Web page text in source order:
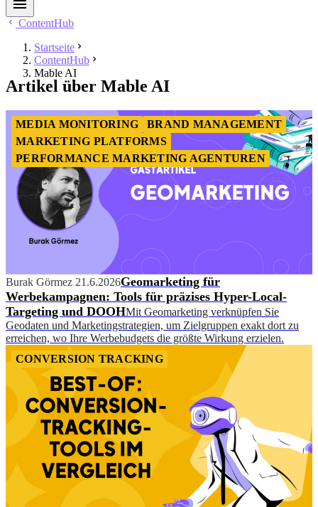
ContentHub
Startseite
ContentHub
Mable AI
Artikel über Mable AI
MEDIA MONITORING
BRAND MANAGEMENT
MARKETING PLATFORMS
PERFORMANCE MARKETING AGENTUREN
Burak Görmez 21.6.2026Geomarketing für
Werbekampagnen: Tools für präzises Hyper-Local-
Targeting und DOOHMit Geomarketing verknüpfen Sie
Geodaten und Marketingstrategien, um Zielgruppen exakt dort zu
erreichen, wo Ihre Werbebudgets die größte Wirkung erzielen.
CONVERSION TRACKING